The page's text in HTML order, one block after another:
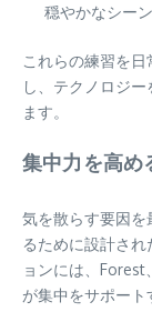
穏やかなシー
これらの練習を
し、テクノロジ
ます。
集中力を高め
気を散らす要因を
るために設計さ
ョンには、
が集中をサポート